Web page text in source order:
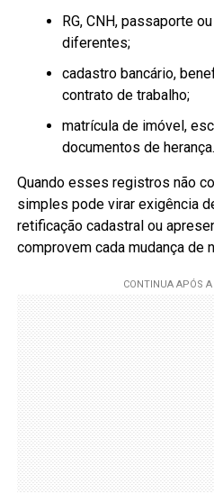
RG, CNH, passaporte
diferentes;
cadastro bancário,
contrato de trabalho;
matrícula de imóvel,
documentos de herança.
Quando esses registros não
simples pode virar exigência
retificação cadastral ou
comprovem cada mudança de